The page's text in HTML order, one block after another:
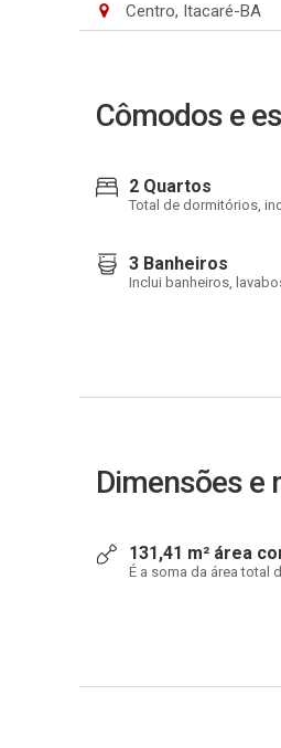
Centro, Itacaré-BA
Cômodos e
2 Quartos
Total de dormitórios,
3 Banheiros
Inclui banheiros,
Dimensões e
131,41 m² área
É a soma da área total